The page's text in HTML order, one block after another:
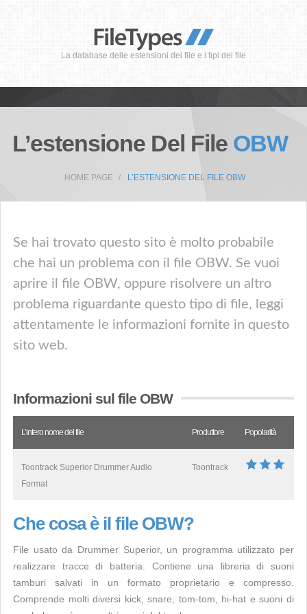
La database delle estensioni dei file e i tipi dei file
L’estensione Del File OBW
HOME PAGE L’ESTENSIONE DEL FILE OBW
Se hai trovato questo sito è molto probabile
che hai un problema con il file OBW. Se vuoi
aprire il file OBW, oppure risolvere un altro
problema riguardante questo tipo di file, leggi
attentamente le informazioni fornite in questo
sito web.
Informazioni sul file OBW
L’intero nome del file Produttore Popolarità
Toontrack Superior Drummer Audio
Format
Toontrack
Che cosa è il file OBW?
File usato da Drummer Superior, un programma utilizzato per
realizzare tracce di batteria. Contiene una libreria di suoni
tamburi salvati in un formato proprietario e compresso.
Comprende molti diversi kick, snare, tom-tom, hi-hat e suoni di